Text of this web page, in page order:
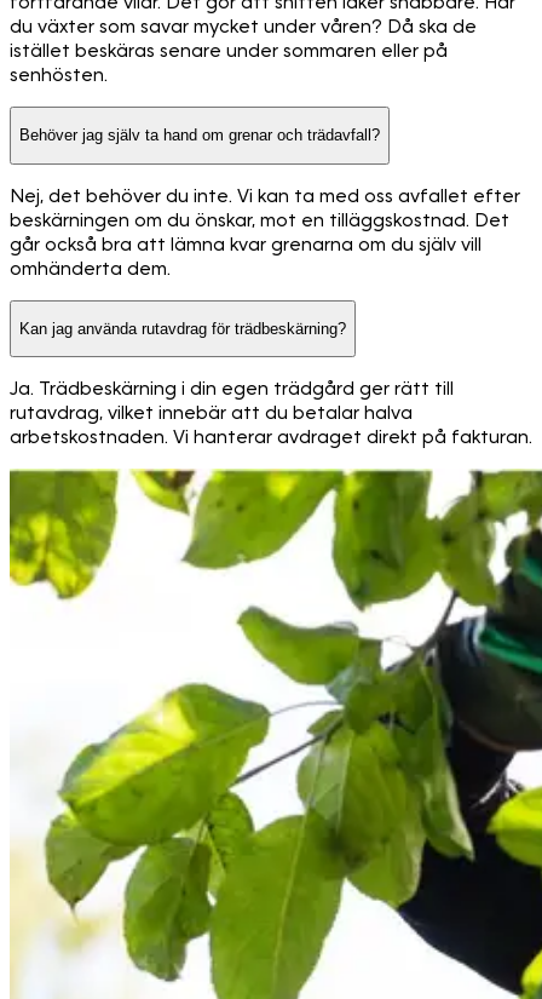
du växter som savar mycket under våren? Då ska de
istället beskäras senare under sommaren eller på
senhösten.
Behöver jag själv ta hand om grenar och trädavfall?
Nej, det behöver du inte. Vi kan ta med oss avfallet efter
beskärningen om du önskar, mot en tilläggskostnad. Det
går också bra att lämna kvar grenarna om du själv vill
omhänderta dem.
Kan jag använda rutavdrag för trädbeskärning?
Ja. Trädbeskärning i din egen trädgård ger rätt till
rutavdrag, vilket innebär att du betalar halva
arbetskostnaden. Vi hanterar avdraget direkt på fakturan.